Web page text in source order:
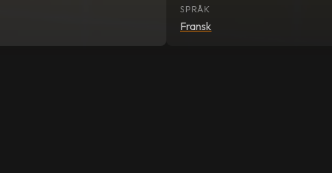
SPRÅK
Fransk